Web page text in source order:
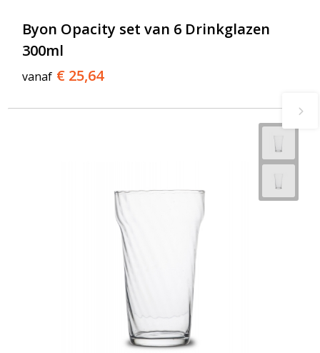
Byon Opacity set van 6 Drinkglazen
300ml
vanaf € 25,64